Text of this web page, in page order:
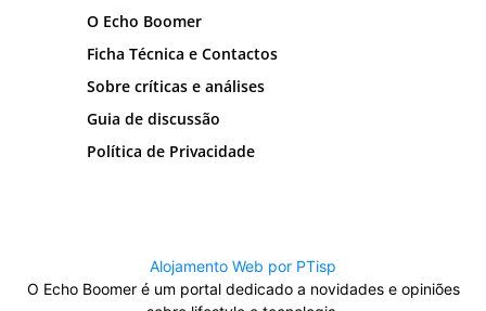
O Echo Boomer
Ficha Técnica e Contactos
Sobre críticas e análises
Guia de discussão
Política de Privacidade
Alojamento Web por PTisp
O Echo Boomer é um portal dedicado a novidades e opiniões